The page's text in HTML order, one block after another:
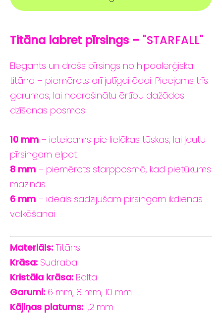
Titāna labret pīrsings – "STARFALL"
Elegants un drošs pīrsings no hipoalerģiska
titāna – piemērots arījutīgai ādai. Pieejams trīs
garumos, lai nodrošinātu ērtību dažādos
dzīšanas posmos:
10 mm – ieteicams pie lielākas tūskas, lai ļautu
pīrsingam elpot
8 mm – piemērots starpposmā, kad pietūkums
mazinās
6 mm – ideāls sadzijušam pīrsingam ikdienas
valkāšanai
Materiāls: Titāns
Krāsa: Sudraba
Kristāla krāsa: Balta
Garumi: 6 mm, 8 mm, 10 mm
Kājiņas platums: 1,2 mm